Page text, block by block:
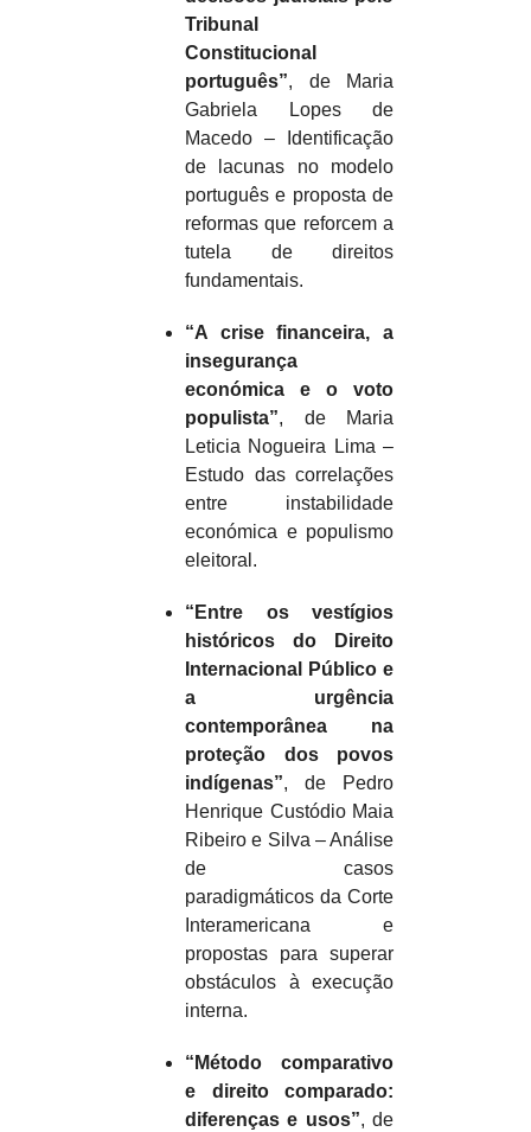
Tribunal
Constitucional
português”, de Maria
Gabriela Lopes de
Macedo – Identificação
de lacunas no modelo
português e proposta de
reformas que reforcem a
tutela de direitos
fundamentais.
“A crise financeira, a
insegurança
económica e o voto
populista”, de Maria
Leticia Nogueira Lima –
Estudo das correlações
entre instabilidade
económica e populismo
eleitoral.
“Entre os vestígios
históricos do Direito
Internacional Público e
a urgência
contemporânea na
proteção dos povos
indígenas”, de Pedro
Henrique Custódio Maia
Ribeiro e Silva – Análise
de casos
paradigmáticos da Corte
Interamericana e
propostas para superar
obstáculos à execução
interna.
“Método comparativo
e direito comparado:
diferenças e usos”, de